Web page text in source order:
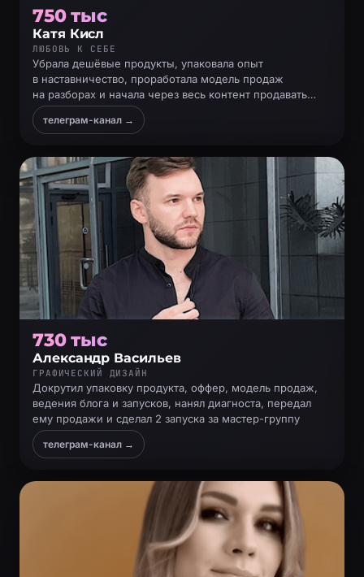
750 тыс
Катя Кисл
ЛЮБОВЬ К СЕБЕ
Убрала дешёвые продукты, упаковала опыт
в наставничество, проработала модель продаж
на разборах и начала через весь контент продавать
идею прийти на разбор
телеграм-канал →
730 тыс
Александр Васильев
ГРАФИЧЕСКИЙ ДИЗАЙН
Докрутил упаковку продукта, оффер, модель продаж,
ведения блога и запусков, нанял диагноста, передал
ему продажи и сделал 2 запуска за мастер-группу
телеграм-канал →